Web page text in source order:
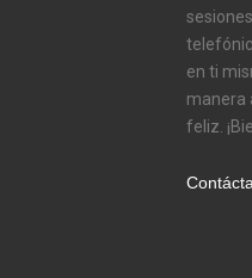
en ti
manera
feliz.